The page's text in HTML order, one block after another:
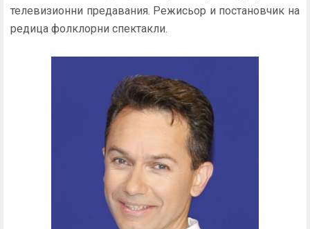
телевизионни предавания. Режисьор и постановчик на
редица фолклорни спектакли.